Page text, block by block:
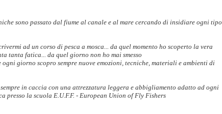
sono passato dal fiume al canale e al mare cercando di insidiare ogni tipo
ad un corso di pesca a mosca... da quel momento ho scoperto la vera
tanta fatica... da quel giorno non ho mai smesso
giorno scopro sempre nuove emozioni, tecniche, materiali e ambienti di
in caccia con una attrezzatura leggera e abbigliamento adatto ad ogni
presso la scuola E.U.F.F. - European Union of Fly Fishers